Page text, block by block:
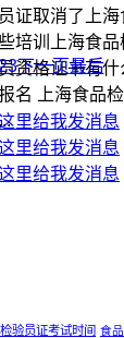
证取消了上
培训上海食
资格证书有
名 上海食品
3下一页最后
验员证考试时间 食